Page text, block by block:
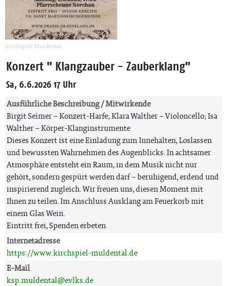
Kirchspiel Muldental
Konzert " Klangzauber - Zauberklang"
Sa, 6.6.2026 17 Uhr
Ausführliche Beschreibung / Mitwirkende
Birgit Seimer – Konzert-Harfe; Klara Walther – Violoncello; Isa
Walther – Körper-Klanginstrumente
Dieses Konzert ist eine Einladung zum Innehalten, Loslassen
und bewussten Wahrnehmen des Augenblicks. In achtsamer
Atmosphäre entsteht ein Raum, in dem Musik nicht nur
gehört, sondern gespürt werden darf – beruhigend, erdend und
inspirierend zugleich. Wir freuen uns, diesen Moment mit
Ihnen zu teilen. Im Anschluss Ausklang am Feuerkorb mit
einem Glas Wein.
Eintritt frei, Spenden erbeten
Internetadresse
https://www.kirchspiel-muldental.de
E-Mail
ksp.muldental@evlks.de